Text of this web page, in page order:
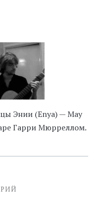
Энии (Enya) — May
Гарри Мюрреллом.